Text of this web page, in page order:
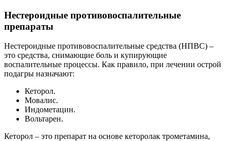
Нестероидные противовоспалительные
препараты
Нестероидные противовоспалительные средства (НПВС) –
это средства, снимающие боль и купирующие
воспалительные процессы. Как правило, при лечении острой
подагры назначают:
Кеторол.
Мовалис.
Индометацин.
Вольтарен.
Кеторол – это препарат на основе кеторолак трометамина,